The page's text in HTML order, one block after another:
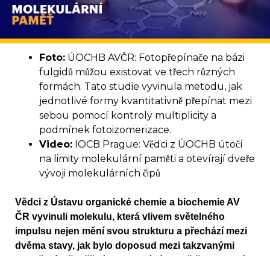
Foto: ÚOCHB AVČR: Fotopřepínače na bázi
fulgidů můžou existovat ve třech různých
formách. Tato studie vyvinula metodu, jak
jednotlivé formy kvantitativně přepínat mezi
sebou pomocí kontroly multiplicity a
podmínek fotoizomerizace.
Video: IOCB Prague: Vědci z ÚOCHB útočí
na limity molekulární paměti a otevírají dveře
vývoji molekulárních čipů
Vědci z Ústavu organické chemie a biochemie AV
ČR vyvinuli molekulu, která vlivem světelného
impulsu nejen mění svou strukturu a přechází mezi
dvěma stavy, jak bylo doposud mezi takzvanými